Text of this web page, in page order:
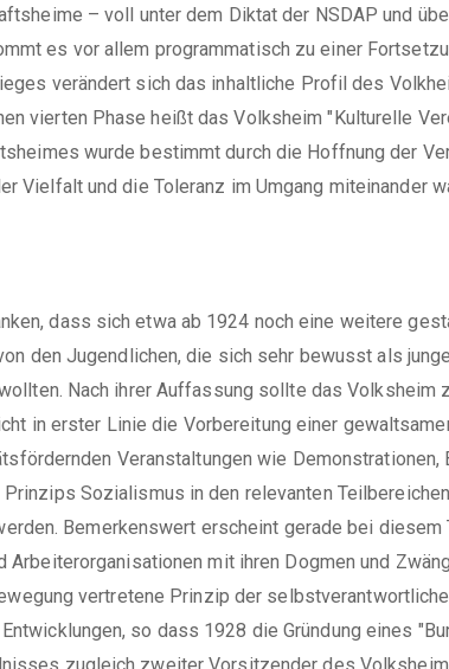
– voll unter dem Diktat der NSDAP und
es vor allem programmatisch zu einer
verändert sich das inhaltliche Profil des
vierten Phase heißt das Volksheim "Kulturelle
wurde bestimmt durch die Hoffnung der
und die Toleranz im Umgang miteinander
dass sich etwa ab 1924 noch eine weitere
den Jugendlichen, die sich sehr bewusst als
Nach ihrer Auffassung sollte das Volksheim
in erster Linie die Vorbereitung einer
Veranstaltungen wie Demonstrationen,
Sozialismus in den relevanten
Bemerkenswert erscheint gerade bei
Arbeiterorganisationen mit ihren Dogmen und
vertretene Prinzip der
so dass 1928 die Gründung eines
zugleich zweiter Vorsitzender des